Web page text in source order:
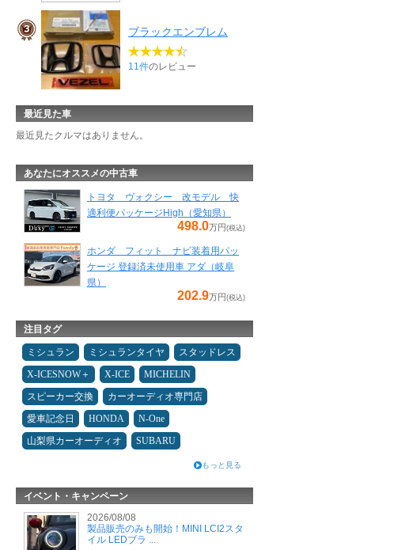
ブラックエンブレム
11件のレビュー
最近見た車
最近見たクルマはありません。
あなたにオススメの中古車
トヨタ ヴォクシー 改モデル 快
適利便パッケージHigh（愛知県）
498.0万円(税込)
ホンダ フィット ナビ装着用パッ
ケージ 登録済未使用車 アダ（岐阜
県）
202.9万円(税込)
注目タグ
ミシュラン ミシュランタイヤ
スタッドレス
X-ICESNOW＋
X-ICE
MICHELIN
スピーカー交換
カーオーディオ専門店
愛車記念日
HONDA
N-One
山梨県カーオーディオ
SUBARU
もっと見る
イベント・キャンペーン
2026/08/08
製品販売のみも開始！MINI LCI2スタ
イル LEDブラ ...